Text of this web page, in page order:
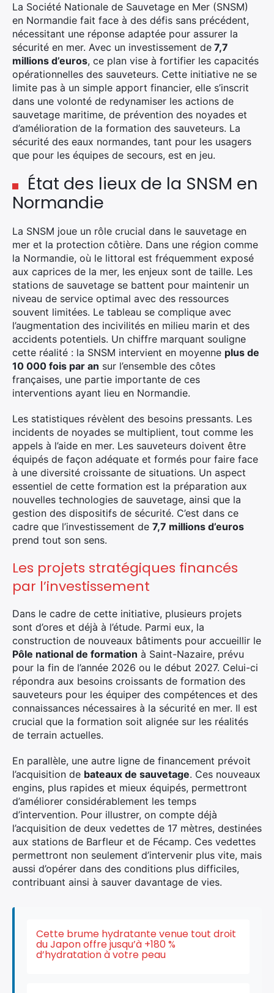
La Société Nationale de Sauvetage en Mer (SNSM)
en Normandie fait face à des défis sans précédent,
nécessitant une réponse adaptée pour assurer la
sécurité en mer. Avec un investissement de 7,7
millions d’euros, ce plan vise à fortifier les capacités
opérationnelles des sauveteurs. Cette initiative ne se
limite pas à un simple apport financier, elle s’inscrit
dans une volonté de redynamiser les actions de
sauvetage maritime, de prévention des noyades et
d’amélioration de la formation des sauveteurs. La
sécurité des eaux normandes, tant pour les usagers
que pour les équipes de secours, est en jeu.
État des lieux de la SNSM en
Normandie
La SNSM joue un rôle crucial dans le sauvetage en
mer et la protection côtière. Dans une région comme
la Normandie, où le littoral est fréquemment exposé
aux caprices de la mer, les enjeux sont de taille. Les
stations de sauvetage se battent pour maintenir un
niveau de service optimal avec des ressources
souvent limitées. Le tableau se complique avec
l’augmentation des incivilités en milieu marin et des
accidents potentiels. Un chiffre marquant souligne
cette réalité : la SNSM intervient en moyenne plus de
10 000 fois par an sur l’ensemble des côtes
françaises, une partie importante de ces
interventions ayant lieu en Normandie.
Les statistiques révèlent des besoins pressants. Les
incidents de noyades se multiplient, tout comme les
appels à l’aide en mer. Les sauveteurs doivent être
équipés de façon adéquate et formés pour faire face
à une diversité croissante de situations. Un aspect
essentiel de cette formation est la préparation aux
nouvelles technologies de sauvetage, ainsi que la
gestion des dispositifs de sécurité. C’est dans ce
cadre que l’investissement de 7,7 millions d’euros
prend tout son sens.
Les projets stratégiques financés
par l’investissement
Dans le cadre de cette initiative, plusieurs projets
sont d’ores et déjà à l’étude. Parmi eux, la
construction de nouveaux bâtiments pour accueillir le
Pôle national de formation à Saint-Nazaire, prévu
pour la fin de l’année 2026 ou le début 2027. Celui-ci
répondra aux besoins croissants de formation des
sauveteurs pour les équiper des compétences et des
connaissances nécessaires à la sécurité en mer. Il est
crucial que la formation soit alignée sur les réalités
de terrain actuelles.
En parallèle, une autre ligne de financement prévoit
l’acquisition de bateaux de sauvetage. Ces nouveaux
engins, plus rapides et mieux équipés, permettront
d’améliorer considérablement les temps
d’intervention. Pour illustrer, on compte déjà
l’acquisition de deux vedettes de 17 mètres, destinées
aux stations de Barfleur et de Fécamp. Ces vedettes
permettront non seulement d’intervenir plus vite, mais
aussi d’opérer dans des conditions plus difficiles,
contribuant ainsi à sauver davantage de vies.
Cette brume hydratante venue tout droit
du Japon offre jusqu’à +180 %
d’hydratation à votre peau